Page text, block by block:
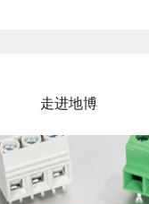
走进地博